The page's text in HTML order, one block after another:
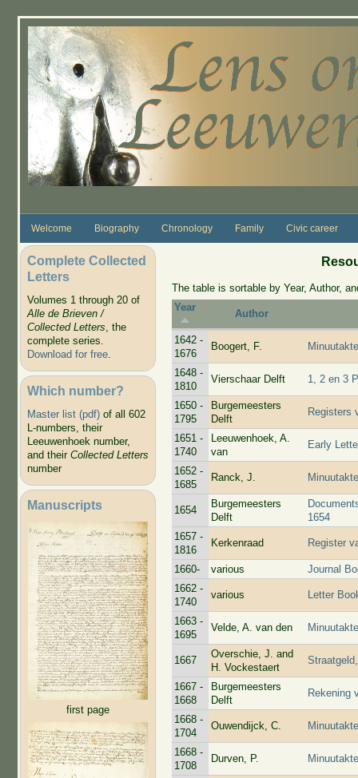
Welcome Biography Chronology Family Civic career
Complete Collected
Letters
Volumes 1 through 20 of
Alle de Brieven /
Collected Letters, the
complete series.
Download for free.
Which number?
Master list (pdf)of all 602
L-numbers, their
Leeuwenhoek number,
and their Collected Letters
number
Manuscripts
first page
The table is sortable by Year, Author,
Year
Author
1642 -
1676
Boogert, F.
1648 -
1810
Vierschaar Delft 1, 2 en 3
1650 -
1795
Burgemeesters
Delft
Registers
1651 -
1740
Leeuwenhoek, A.
van
Early
1652 -
1685
Ranck, J.
1654
Burgemeesters
Delft
1654
1657 -
1816
Kerkenraad Register
1660- various
Journal
1662 -
1740
various Letter
1663 -
1695
Velde, A. van den
1667
Overschie, J. and
H. Vockestaert
1667 -
1668
Burgemeesters
Delft
Rekening
1668 -
1704
Ouwendijck, C.
1668 -
1708
Durven, P.